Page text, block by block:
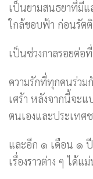
เป็นยามสนธยาที่มี
ใกล้ขอบฟ้า ก่อนรัต
เป็นช่วงกาลรอยต่อ
ความรักที่ทุกคนร่วม
เศร้า หลังจากนี้จะ
ตนเองและประเทศช
และอีก ๑ เดือน ๑
เรื่องราวต่าง ๆ ได้แ